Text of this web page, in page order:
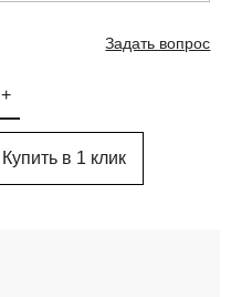
Задать вопрос
+
Купить в 1 клик